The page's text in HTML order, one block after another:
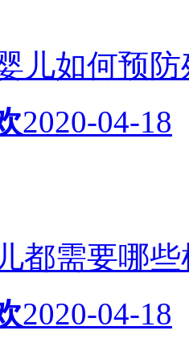
儿如何预
2020-04-18
都需要哪
2020-04-18